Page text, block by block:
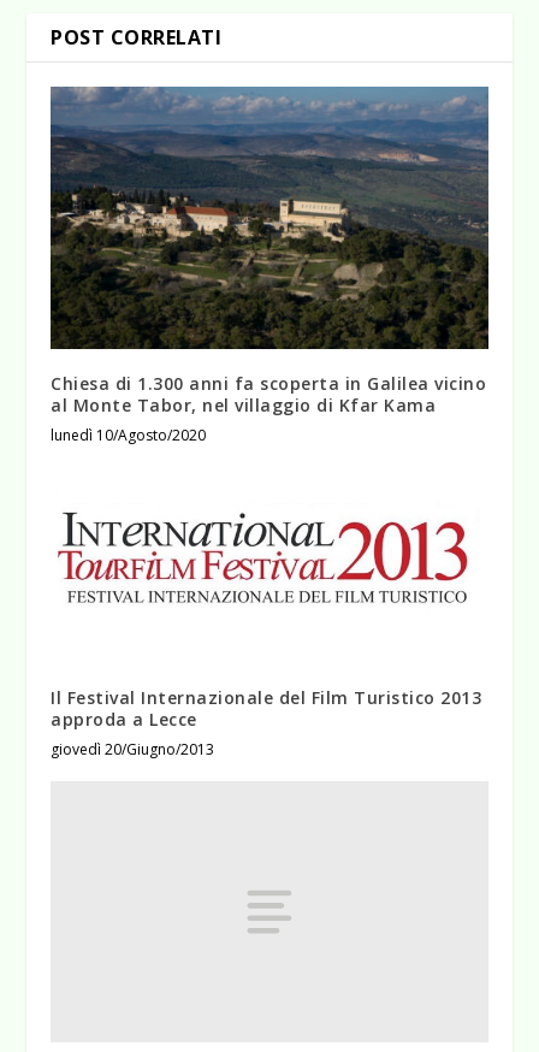
POST CORRELATI
Chiesa di 1.300 anni fa scoperta in Galilea vicino
al Monte Tabor, nel villaggio di Kfar Kama
lunedì 10/Agosto/2020
Il Festival Internazionale del Film Turistico 2013
approda a Lecce
giovedì 20/Giugno/2013